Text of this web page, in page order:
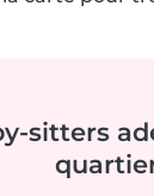
sitters